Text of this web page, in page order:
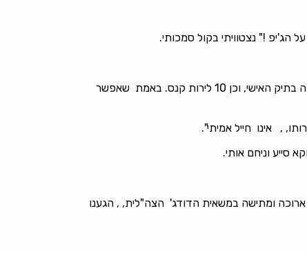
!" נצטוויתי בקול סמכותי.
חרף העובדה שחלפו כ-50 שנה מאז המקרה, האירוע מתחילתו ועד סופו – טבוע עמוק בזכרוני. פסק הדין לא היה נורא: נזיפה בתיק האישי, וכן 10 לירות קנס. באמת שאפשר
, אינו חייל אמיתי".
וניחם אותי.
ומתישה במשאית הדודג' הצה"לית, , הגענו